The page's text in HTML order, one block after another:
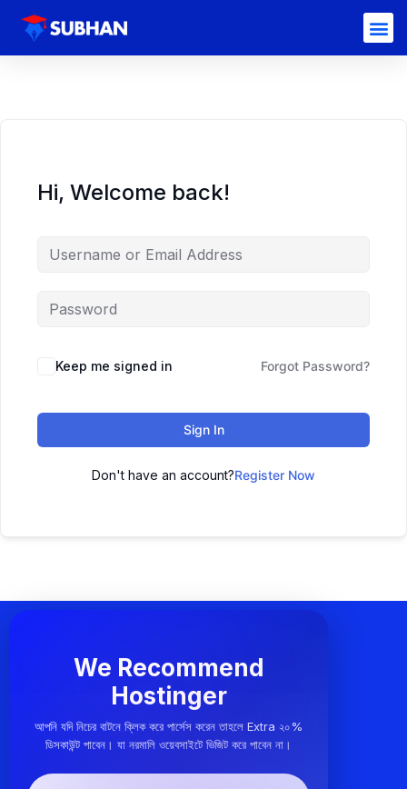
Hi, Welcome back!
Keep me signed in Forgot Password?
Sign In
Don't have an account?Register Now
We Recommend
Hostinger
আপনি যদি নিচের বাটনে ক্লিক করে পার্সেস করেন তাহলে Extra ২০%
ডিসকাউন্ট পাবেন। যা নরমালি ওয়েবসাইটে ভিজিট করে পাবেন না।